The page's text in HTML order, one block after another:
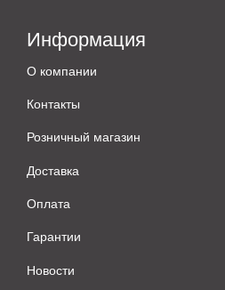
Информация
О компании
Контакты
Розничный магазин
Доставка
Оплата
Гарантии
Новости